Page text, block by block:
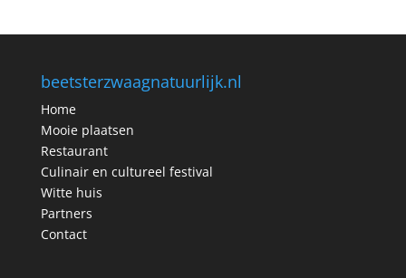
beetsterzwaagnatuurlijk.nl
Home
Mooie plaatsen
Restaurant
Culinair en cultureel festival
Witte huis
Partners
Contact